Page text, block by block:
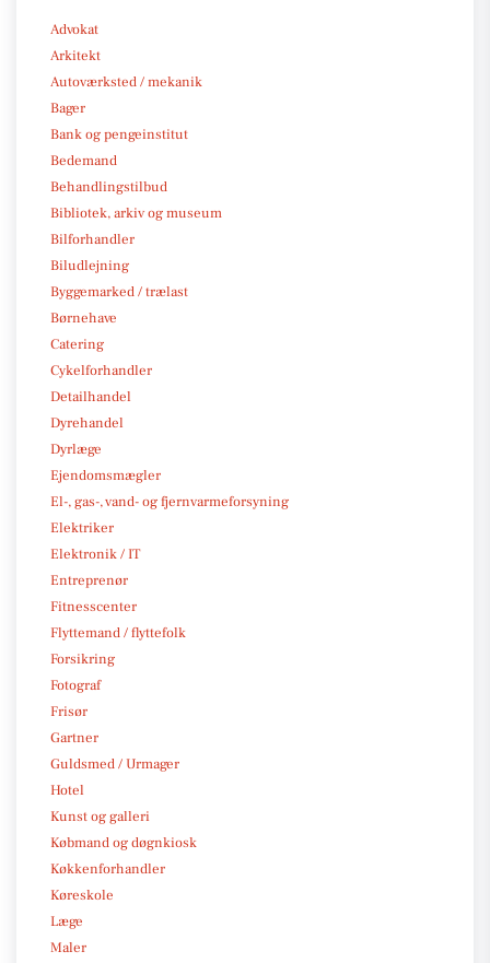
Advokat
Arkitekt
Autoværksted / mekanik
Bager
Bank og pengeinstitut
Bedemand
Behandlingstilbud
Bibliotek, arkiv og museum
Bilforhandler
Biludlejning
Byggemarked / trælast
Børnehave
Catering
Cykelforhandler
Detailhandel
Dyrehandel
Dyrlæge
Ejendomsmægler
El-, gas-, vand- og fjernvarmeforsyning
Elektriker
Elektronik / IT
Entreprenør
Fitnesscenter
Flyttemand / flyttefolk
Forsikring
Fotograf
Frisør
Gartner
Guldsmed / Urmager
Hotel
Kunst og galleri
Købmand og døgnkiosk
Køkkenforhandler
Køreskole
Læge
Maler